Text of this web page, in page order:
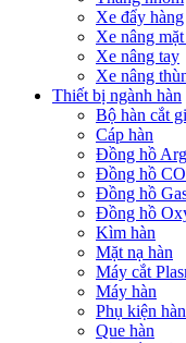
Xe đẩy hàng
Xe nâng mặt
Xe nâng tay
Xe nâng
Thiết bị ngành hàn
Bộ hàn cắt
Cáp hàn
Đồng hồ
Đồng hồ
Đồng hồ
Đồng hồ
Kìm hàn
Mặt nạ hàn
Máy cắt
Máy hàn
Phụ kiện
Que hàn